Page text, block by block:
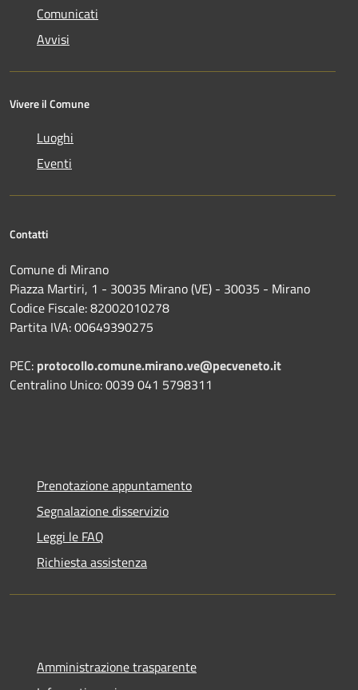
Comunicati
Avvisi
Vivere il Comune
Luoghi
Eventi
Contatti
Comune di Mirano
Piazza Martiri, 1 - 30035 Mirano (VE) - 30035 - Mirano
Codice Fiscale: 82002010278
Partita IVA: 00649390275
PEC: protocollo.comune.mirano.ve@pecveneto.it
Centralino Unico: 0039 041 5798311
Prenotazione appuntamento
Segnalazione disservizio
Leggi le FAQ
Richiesta assistenza
Amministrazione trasparente